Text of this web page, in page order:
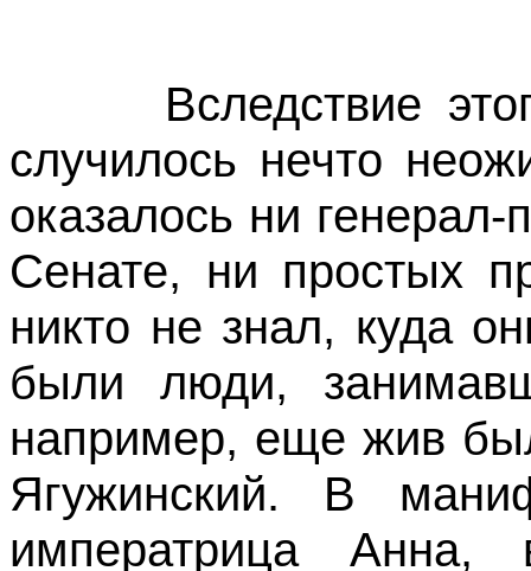
Вследствие
случилось нечто
оказалось ни
Сенате, ни простых
никто не знал, куда
были люди,
например, еще жив
Ягужинский. В
императрица Анна,